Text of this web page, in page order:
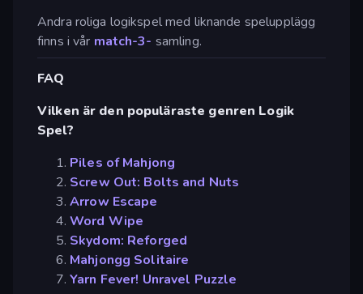
Andra roliga logikspel med liknande spelupplägg
finns i vår match-3- samling.
FAQ
Vilken är den populäraste genren Logik
Spel?
Piles of Mahjong
Screw Out: Bolts and Nuts
Arrow Escape
Word Wipe
Skydom: Reforged
Mahjongg Solitaire
Yarn Fever! Unravel Puzzle